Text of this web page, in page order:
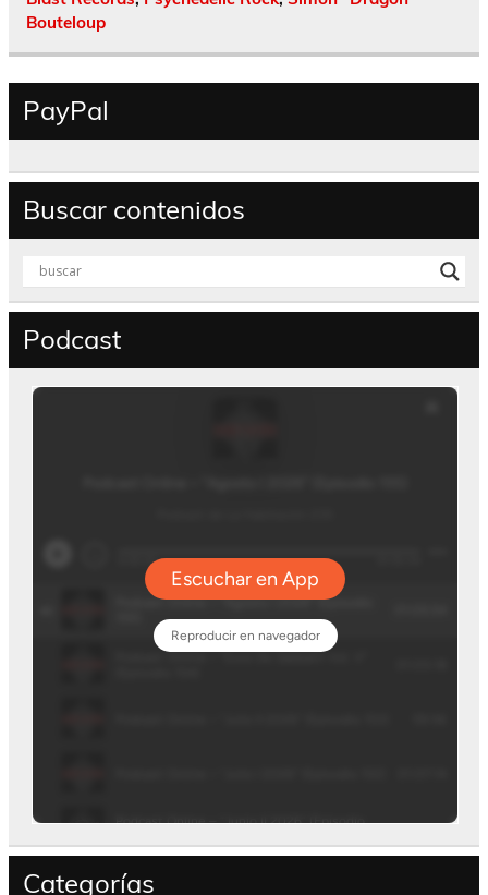
Bouteloup
PayPal
Buscar contenidos
Podcast
Categorías